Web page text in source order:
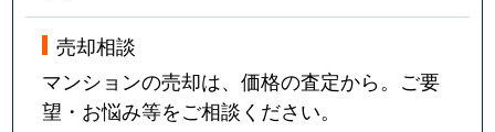
売却相談
マンションの売却は、価格の査定から。ご要
望・お悩み等をご相談ください。